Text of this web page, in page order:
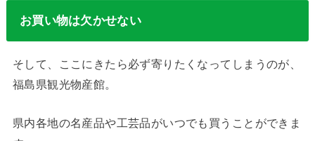
お買い物は欠かせない
そして、ここにきたら必ず寄りたくなってしまうのが、
福島県観光物産館。
県内各地の名産品や工芸品がいつでも買うことができま